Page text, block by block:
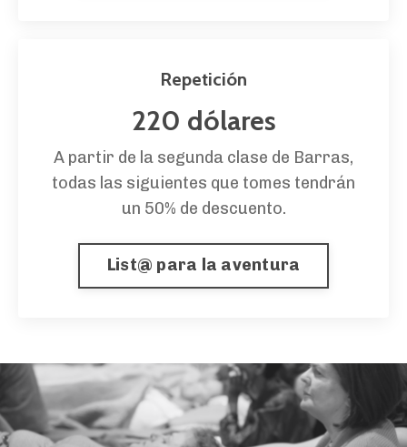
Repetición
220 dólares
A partir de la segunda clase de Barras,
todas las siguientes que tomes tendrán
un 50% de descuento.
List@ para la aventura